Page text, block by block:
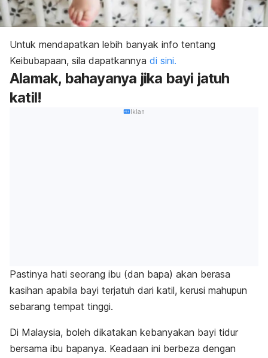
Untuk mendapatkan lebih banyak info tentang
Keibubapaan, sila dapatkannya di sini.
Alamak, bahayanya jika bayi jatuh
katil!
Iklan
Pastinya hati seorang ibu (dan bapa) akan berasa
kasihan apabila bayi terjatuh dari katil, kerusi mahupun
sebarang tempat tinggi.
Di Malaysia, boleh dikatakan kebanyakan bayi tidur
bersama ibu bapanya. Keadaan ini berbeza dengan